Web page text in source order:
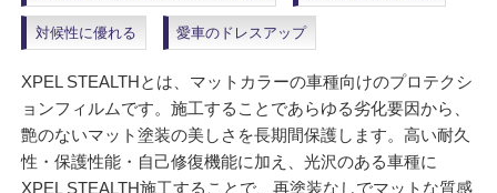
対候性に優れる 愛車のドレスアップ
XPEL STEALTHとは、マットカラーの車種向けのプロテクシ
ョンフィルムです。施工することであらゆる劣化要因から、
艶のないマット塗装の美しさを長期間保護します。高い耐久
性・保護性能・自己修復機能に加え、光沢のある車種に
XPEL STEALTH施工することで、再塗装なしでマットな質感